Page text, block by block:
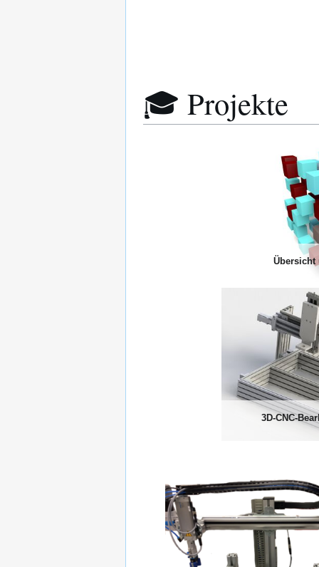
🎓 Projekte
Übersicht
3D-CNC-